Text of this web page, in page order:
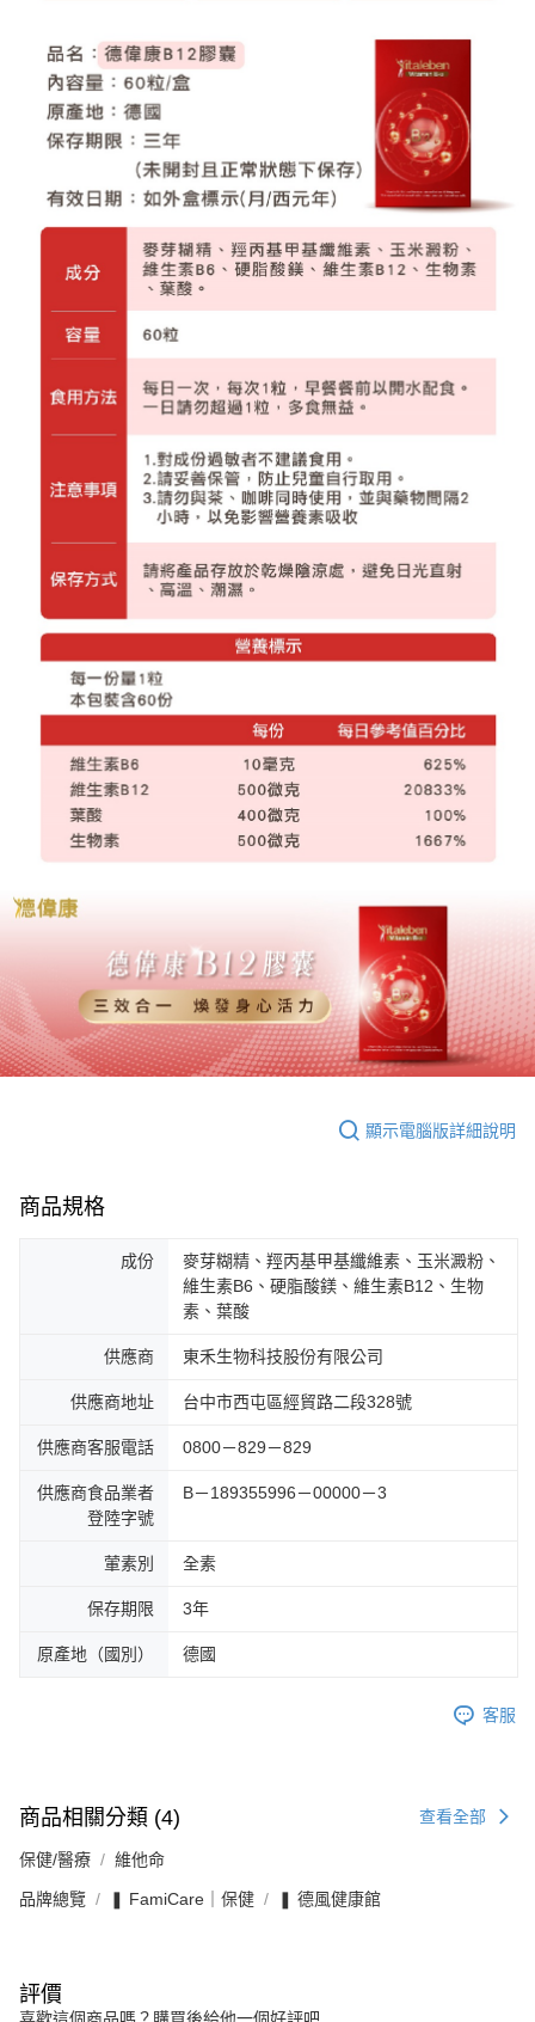
顯示電腦版詳細說明
商品規格
成份
麥芽糊精、羥丙基甲基纖維素、玉米澱粉、
維生素B6、硬脂酸鎂、維生素B12、生物
素、葉酸
供應商 東禾生物科技股份有限公司
供應商地址 台中市西屯區經貿路二段328號
供應商客服電話 0800－829－829
供應商食品業者
登陸字號
B－189355996－00000－3
葷素別 全素
保存期限 3年
原產地（國別） 德國
客服
商品相關分類 (4) 查看全部
保健/醫療 維他命
品牌總覽 ❚ FamiCare｜保健 ❚ 德風健康館
評價